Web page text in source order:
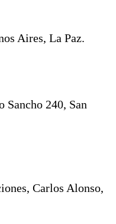
Aires, La Paz.
240, San
Carlos Alonso,